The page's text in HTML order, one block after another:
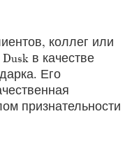
коллег или
в качестве
Его
признательности